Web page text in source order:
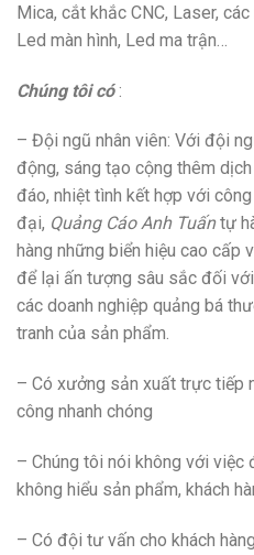
Mica, cắt khắc CNC, Laser,
Led màn hình, Led ma trận…
Chúng tôi có:
– Đội ngũ nhân viên: Với đội
động, sáng tạo cộng thêm
đáo, nhiệt tình kết hợp với
đại, Quảng Cáo Anh Tuấntự
hàng những biển hiệu cao cấp
để lại ấn tượng sâu sắc đối
các doanh nghiệp quảng bá
tranh của sản phẩm.
– Có xưởng sản xuất trực tiếp
công nhanh chóng
– Chúng tôi nói không với việc
không hiểu sản phẩm, khách
– Có đội tư vấn cho khách